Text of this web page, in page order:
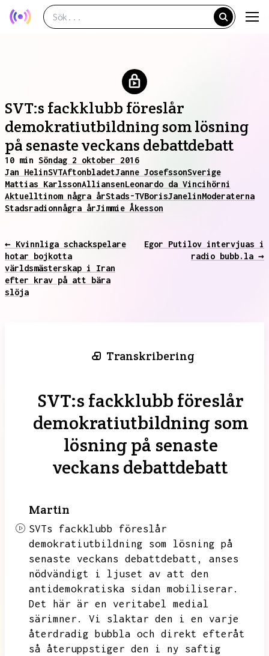
SVT:s fackklubb föreslår
demokratiutbildning som lösning
på senaste veckans debattdebatt
10 min Söndag 2 oktober 2016
Jan HelinSVTAftonbladetJanne JosefssonSverige
Mattias KarlssonAlliansenLeonardo da Vincihörni
Aktuelltinom några årStads-TVBorisJanelinModeraterna
Stadsradionnågra årJimmie Åkesson
← Kvinnliga schackspelare
hotar bojkotta
världsmästerskap i Iran
efter krav på att bära
slöja
Egor Putilov intervjuas i
radio bubb.la →
Transkribering
SVT:s fackklubb föreslår
demokratiutbildning som
lösning på senaste
veckans debattdebatt
Martin
SVTs fackklubb föreslår
demokratiutbildning som lösning på
senaste veckans debattdebatt,
anses
nödvändigt i ljuset av att den
antidemokratiska sidan mobiliserar.
Det här är en veritabel medial
särimner.
Vi slaktar den i en varje
återdradig bubbla och direkt efteråt
så återuppstiger den i ny saftig